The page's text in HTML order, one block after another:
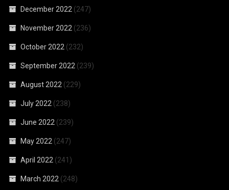
December 2022 (247)
November 2022 (236)
October 2022 (232)
September 2022 (239)
August 2022 (229)
July 2022 (238)
June 2022 (239)
May 2022 (247)
April 2022 (241)
March 2022 (248)